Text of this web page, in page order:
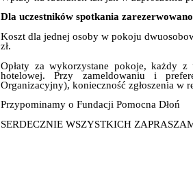
Dla uczestników spotkania
Koszt dla jednej osoby w pokoju
zł.
Opłaty za wykorzystane pokoje, każdy
hotelowej. Przy zameldowaniu i
Organizacyjny), konieczność zgłoszenia w
Przypominamy o Fundacji Pomocna Dłoń
SERDECZNIE WSZYSTKICH